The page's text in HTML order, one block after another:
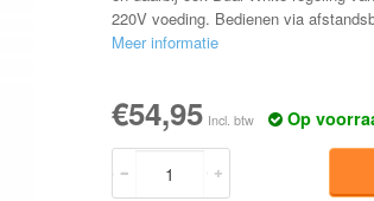
220V voeding. Bedienen via
Meer informatie
€54,95 Incl. btw Op